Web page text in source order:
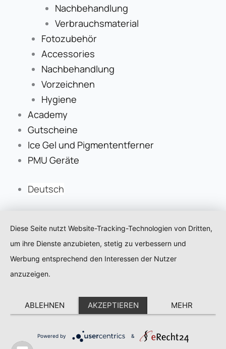
Nachbehandlung
Verbrauchsmaterial
Fotozubehör
Accessories
Nachbehandlung
Vorzeichnen
Hygiene
Academy
Gutscheine
Ice Gel und Pigmententferner
PMU Geräte
Deutsch
Diese Seite nutzt Website-Tracking-Technologien von Dritten,
um ihre Dienste anzubieten, stetig zu verbessern und
Werbung entsprechend den Interessen der Nutzer
anzuzeigen.
ABLEHNEN AKZEPTIEREN MEHR
Powered by &